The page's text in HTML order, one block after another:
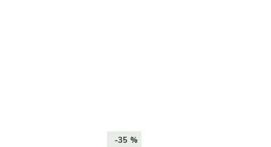
-35 %